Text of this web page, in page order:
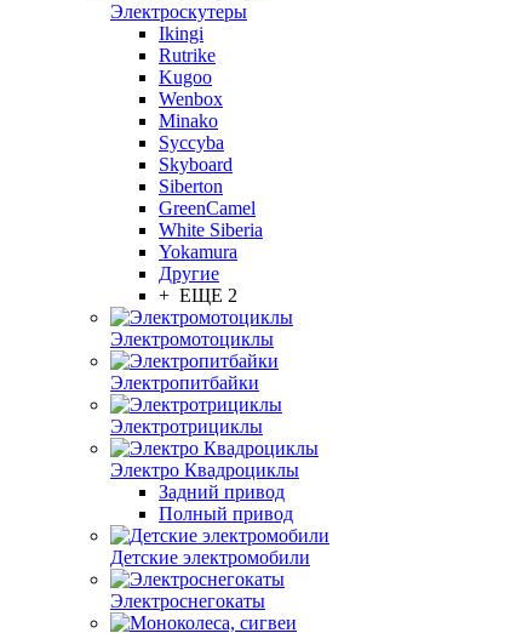
Электроскутеры
Ikingi
Rutrike
Kugoo
Wenbox
Minako
Syccyba
Skyboard
Siberton
GreenCamel
White Siberia
Yokamura
Другие
+ ЕЩЕ 2
Электромотоциклы
Электропитбайки
Электротрициклы
Электро Квадроциклы
Задний привод
Полный привод
Детские электромобили
Электроснегокаты